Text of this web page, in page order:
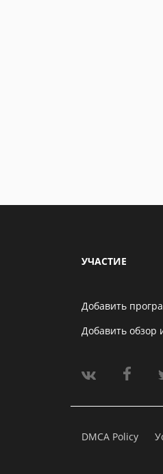
УЧАСТИЕ
Добавить
Добавить обзор
DMCA Policy